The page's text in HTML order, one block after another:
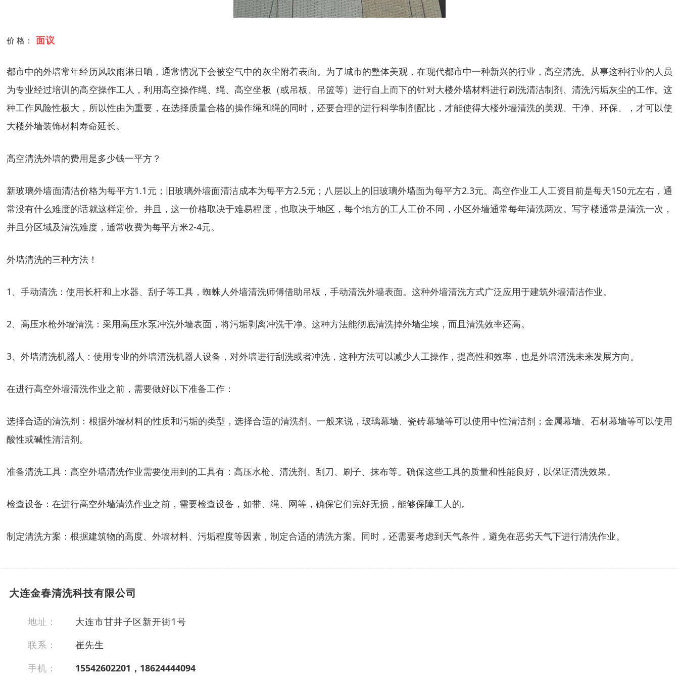
价 格： 面议
都市中的外墙常年经历风吹雨淋日晒，通常情况下会被空气中的灰尘附着表面。为了城市的整体美观，在现代都市中一种新兴的行业，高空清洗。从事这种行业的人员
为专业经过培训的高空操作工人，利用高空操作绳、绳、高空坐板（或吊板、吊篮等）进行自上而下的针对大楼外墙材料进行刷洗清洁制剂、清洗污垢灰尘的工作。这
种工作风险性极大，所以性由为重要，在选择质量合格的操作绳和绳的同时，还要合理的进行科学制剂配比，才能使得大楼外墙清洗的美观、干净、环保、，才可以使
大楼外墙装饰材料寿命延长。
高空清洗外墙的费用是多少钱一平方？
新玻璃外墙面清洁价格为每平方1.1元；旧玻璃外墙面清洁成本为每平方2.5元；八层以上的旧玻璃外墙面为每平方2.3元。高空作业工人工资目前是每天150元左右，通
常没有什么难度的话就这样定价。并且，这一价格取决于难易程度，也取决于地区，每个地方的工人工价不同，小区外墙通常每年清洗两次。写字楼通常是清洗一次，
并且分区域及清洗难度，通常收费为每平方米2-4元。
外墙清洗的三种方法！
1、手动清洗：使用长杆和上水器、刮子等工具，蜘蛛人外墙清洗师傅借助吊板，手动清洗外墙表面。这种外墙清洗方式广泛应用于建筑外墙清洁作业。
2、高压水枪外墙清洗：采用高压水泵冲洗外墙表面，将污垢剥离冲洗干净。这种方法能彻底清洗掉外墙尘埃，而且清洗效率还高。
3、外墙清洗机器人：使用专业的外墙清洗机器人设备，对外墙进行刮洗或者冲洗，这种方法可以减少人工操作，提高性和效率，也是外墙清洗未来发展方向。
在进行高空外墙清洗作业之前，需要做好以下准备工作：
选择合适的清洗剂：根据外墙材料的性质和污垢的类型，选择合适的清洗剂。一般来说，玻璃幕墙、瓷砖幕墙等可以使用中性清洁剂；金属幕墙、石材幕墙等可以使用
酸性或碱性清洁剂。
准备清洗工具：高空外墙清洗作业需要使用到的工具有：高压水枪、清洗剂、刮刀、刷子、抹布等。确保这些工具的质量和性能良好，以保证清洗效果。
检查设备：在进行高空外墙清洗作业之前，需要检查设备，如带、绳、网等，确保它们完好无损，能够保障工人的。
制定清洗方案：根据建筑物的高度、外墙材料、污垢程度等因素，制定合适的清洗方案。同时，还需要考虑到天气条件，避免在恶劣天气下进行清洗作业。
大连金春清洗科技有限公司
地址：
大连市甘井子区新开街1号
联系：
崔先生
手机：
15542602201，18624444094